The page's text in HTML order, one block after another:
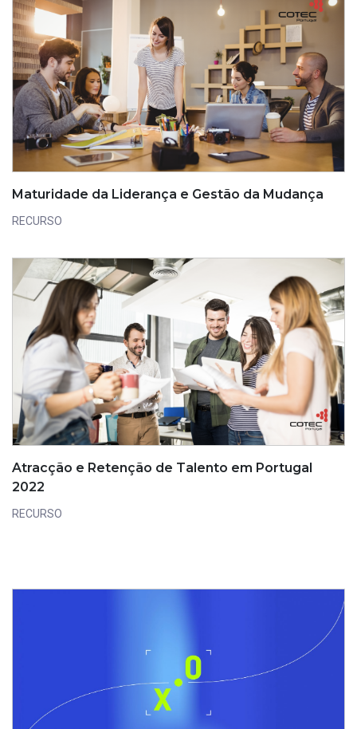
Maturidade da Liderança e Gestão da Mudança
RECURSO
Atracção e Retenção de Talento em Portugal
2022
RECURSO